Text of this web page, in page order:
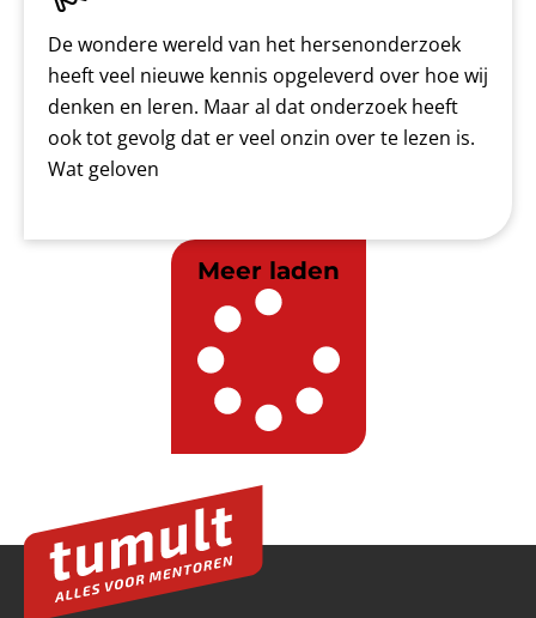
De wondere wereld van het hersenonderzoek
heeft veel nieuwe kennis opgeleverd over hoe wij
denken en leren. Maar al dat onderzoek heeft
ook tot gevolg dat er veel onzin over te lezen is.
Wat geloven
Meer laden